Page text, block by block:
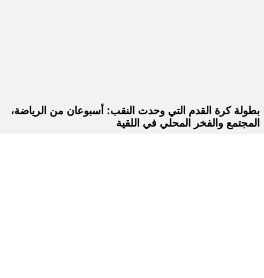
بطولة كرة القدم التي وحدت النقب: أسبوعان من الرياضة،
المجتمع والفخر المحلي في اللقية